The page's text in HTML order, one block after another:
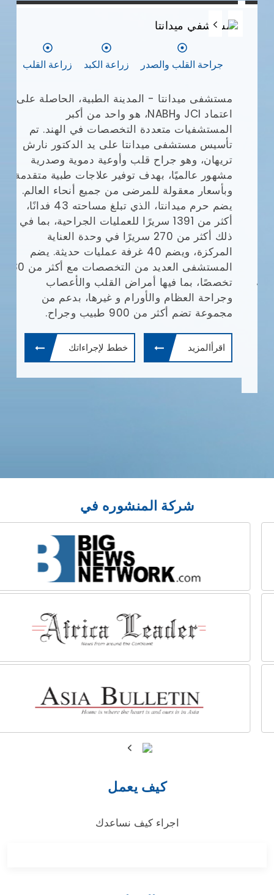
مستشفي ميدانتا
جراحة القلب والصدر زراعة الكبد زراعة القلب
مستشفى ميدانتا - المدينة الطبية، الحاصلة على
اعتماد JCI وNABH، هو واحد من أكبر
المستشفيات متعددة التخصصات في الهند. تم
تأسيس مستشفى ميدانتا على يد الدكتور نارش
تريهان، وهو جراح قلب وأوعية دموية وصدرية
مشهور عالميًا، بهدف توفير علاجات طبية متقدمة
وبأسعار معقولة للمرضى من جميع أنحاء العالم.
يضم حرم ميدانتا، الذي تبلغ مساحته 43 فدانًا،
أكثر من 1391 سريرًا للعمليات الجراحية، بما في
ذلك أكثر من 270 سريرًا في وحدة العناية
المركزة، ويضم 40 غرفة عمليات حديثة. يضم
المستشفى العديد من التخصصات مع أكثر من 30
تخصصًا، بما فيها أمراض القلب والأعصاب
وجراحة العظام والأورام و غيرها، بدعم من
مجموعة تضم أكثر من 900 طبيب وجراح.
اقرأالمزيد خطط لإجراءاتك
شركة المنشوره في
كيف يعمل
اجراء كيف نساعدك